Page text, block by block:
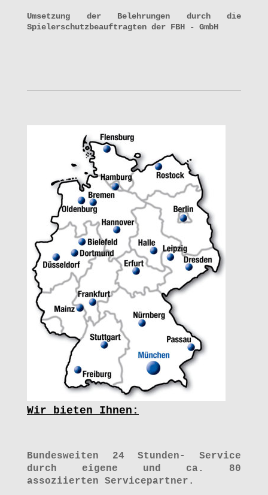
Umsetzung der Belehrungen durch die
Spielerschutzbeauftragten der FBH - GmbH
Wir bieten Ihnen:
Bundesweiten 24 Stunden- Service
durch eigene und ca. 80
assoziierten Servicepartner.